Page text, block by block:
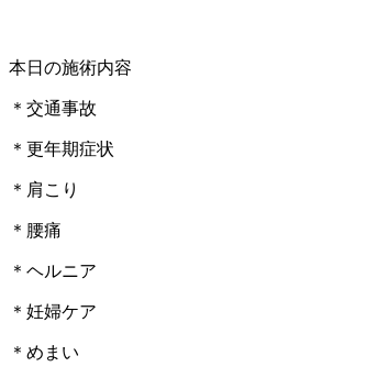
本日の施術内容
＊交通事故
＊更年期症状
＊肩こり
＊腰痛
＊ヘルニア
＊妊婦ケア
＊めまい